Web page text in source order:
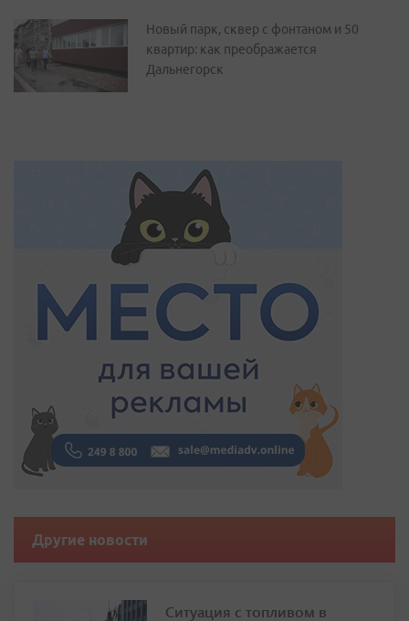
Новый парк, сквер с фонтаном и 50
квартир: как преображается
Дальнегорск
Другие новости
Ситуация с топливом в